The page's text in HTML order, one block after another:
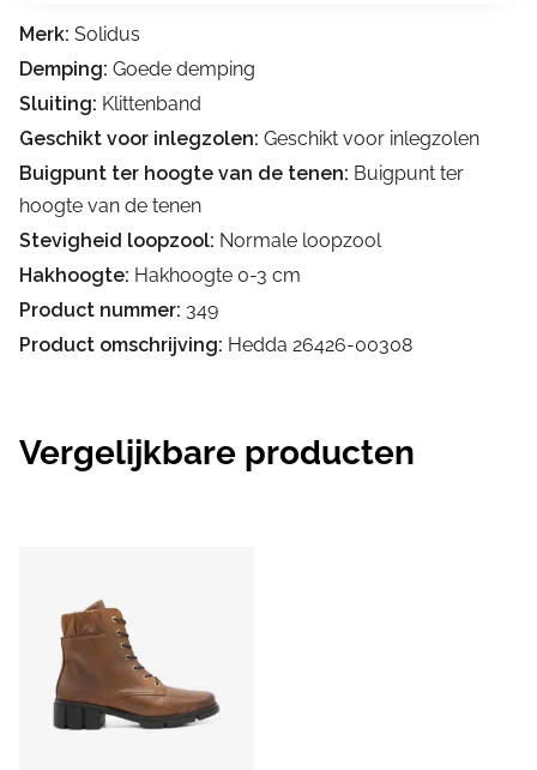
Merk: Solidus
Demping: Goede demping
Sluiting: Klittenband
Geschikt voor inlegzolen: Geschikt voor inlegzolen
Buigpunt ter hoogte van de tenen: Buigpunt ter
hoogte van de tenen
Stevigheid loopzool: Normale loopzool
Hakhoogte: Hakhoogte 0-3 cm
Product nummer: 349
Product omschrijving: Hedda 26426-00308
Vergelijkbare producten